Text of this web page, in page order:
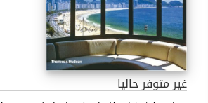
غير متوفر حاليا